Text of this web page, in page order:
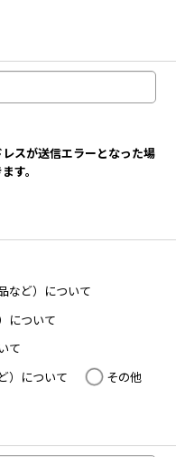
スが送信エラーとなった場
す。
など）について
について
て
）について
その他